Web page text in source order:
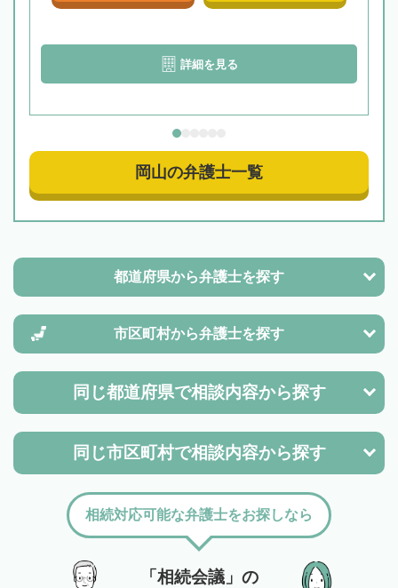
詳細を見る
岡山の弁護士一覧
都道府県から弁護士を探す
市区町村から弁護士を探す
同じ都道府県で相談内容から探す
同じ市区町村で相談内容から探す
「相続会議」の
相続対応可能な弁護士をお探しなら